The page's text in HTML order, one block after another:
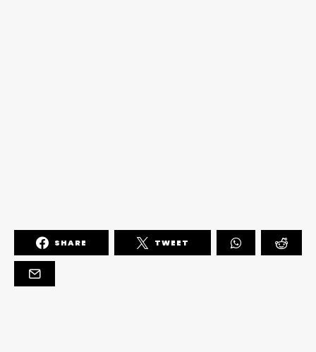
SHARE TWEET